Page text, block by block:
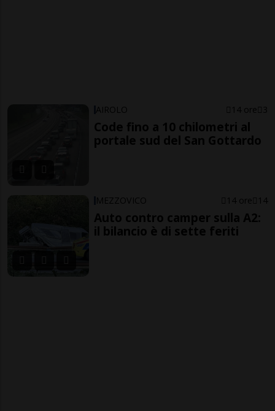
AIROLO 14 ore 3
Code fino a 10 chilometri al
portale sud del San Gottardo
MEZZOVICO 14 ore 14
Auto contro camper sulla A2:
il bilancio è di sette feriti